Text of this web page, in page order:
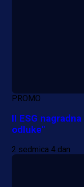
PROMO
II ESG
odluke"
2 sedmica 4 dan